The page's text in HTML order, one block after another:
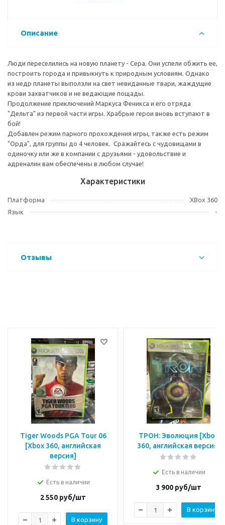
Описание
Люди переселились на новую планету - Сера. Они успели обжить ее,
построить города и привыкнуть к природным условиям. Однако
из недр планеты выползли на свет невиданные твари, жаждущие
крови захватчиков и не ведающие пощады.
Продолжение приключений Маркуса Феникса и его отряда
"Дельта" из первой части игры. Храбрые герои вновь вступают в
бой!
Добавлен режим парного прохождения игры, также есть режим
"Орда", для группы до 4 человек. Сражайтесь с чудовищами в
одиночку или же в компании с друзьями - удовольствие и
адреналин вам обеспечены в любом случае!
Характеристики
Платформа
XBox 360
Язык
-
Отзывы
Tiger Woods PGA Tour 06
[Xbox 360, английская
версия]
Есть в наличии
2 550 руб/шт
В корзину
ТРОН: Эволюция [Xbox
360, английская версия]
Есть в наличии
3 900 руб/шт
В корзину